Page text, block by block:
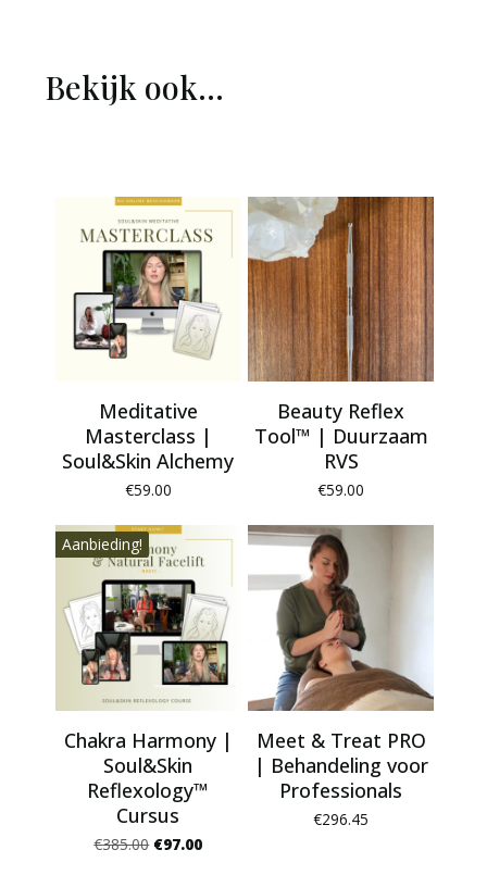
Bekijk ook...
Meditative
Masterclass |
Soul&Skin Alchemy
€59.00
Beauty Reflex
Tool™ | Duurzaam
RVS
€59.00
Aanbieding!
Chakra Harmony |
Soul&Skin
Reflexology™
Cursus
€385.00 Oorspronkelijke
€97.00Huidige
Meet & Treat PRO
| Behandeling voor
Professionals
€296.45